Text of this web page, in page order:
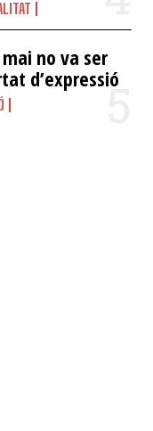
mai no va ser
d’expressió